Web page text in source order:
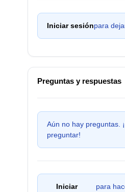
Iniciar sesiónpara
Preguntas y respuestas
Aún no hay preguntas.
preguntar!
Iniciar
para